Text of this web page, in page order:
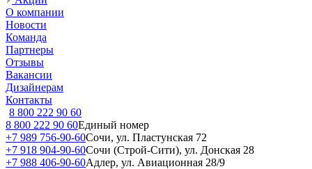
О компании
Новости
Команда
Партнеры
Отзывы
Вакансии
Дизайнерам
Контакты
8 800 222 90 60
8 800 222 90 60Единый номер
+7 989 756-90-60Сочи, ул. Пластунская 72
+7 918 904-90-60Сочи (Строй-Сити), ул. Донская 28
+7 988 406-90-60Адлер, ул. Авиационная 28/9